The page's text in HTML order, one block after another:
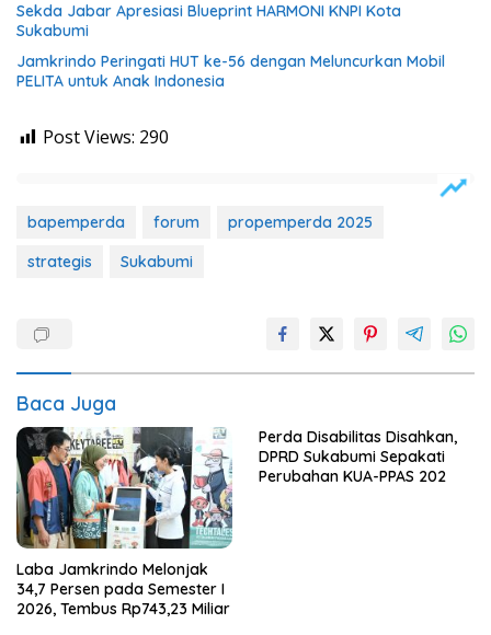
Sekda Jabar Apresiasi Blueprint HARMONI KNPI Kota
Sukabumi
Jamkrindo Peringati HUT ke-56 dengan Meluncurkan Mobil
PELITA untuk Anak Indonesia
Post Views: 290
bapemperda forum
propemperda 2025
strategis
Sukabumi
Baca Juga
Laba Jamkrindo Melonjak
34,7 Persen pada Semester I
2026, Tembus Rp743,23 Miliar
Perda Disabilitas Disahkan,
DPRD Sukabumi Sepakati
Perubahan KUA-PPAS 202